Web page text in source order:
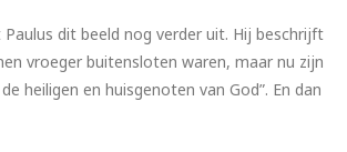
dit beeld nog verder uit. Hij beschrijft
vroeger buitensloten waren, maar nu zijn
heiligen en huisgenoten van God”. En dan